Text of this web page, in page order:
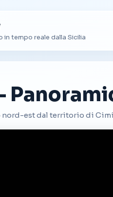
in tempo reale dalla Sicilia
nord-est dal territorio di